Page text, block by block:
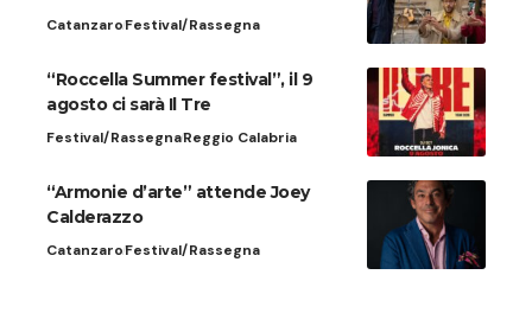
CatanzaroFestival/Rassegna
“Roccella Summer festival”, il 9
agosto ci sarà Il Tre
Festival/RassegnaReggio Calabria
“Armonie d’arte” attende Joey
Calderazzo
CatanzaroFestival/Rassegna